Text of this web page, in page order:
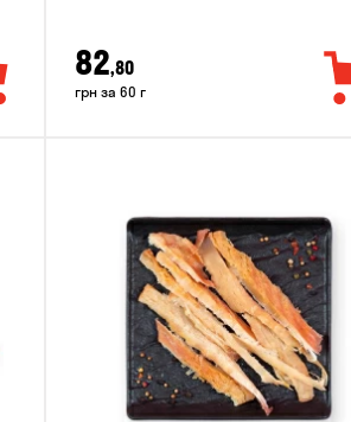
82,80
грн за 60 г